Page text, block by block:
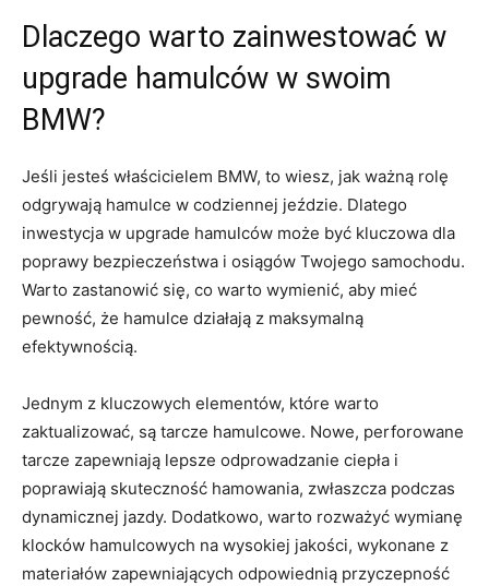
Dlaczego ⁣warto zainwestować w
upgrade hamulców w swoim
BMW?
Jeśli ⁤jesteś właścicielem BMW, to wiesz, jak ważną rolę
odgrywają hamulce w codziennej jeździe. Dlatego‌
inwestycja w upgrade hamulców może być kluczowa dla
poprawy bezpieczeństwa⁤ i osiągów Twojego samochodu.
‍Warto zastanowić się, co warto wymienić, ​aby mieć
pewność, że hamulce działają z maksymalną
efektywnością.
Jednym z kluczowych elementów, które warto
zaktualizować, są tarcze hamulcowe. Nowe, perforowane
tarcze‌ zapewniają lepsze odprowadzanie ciepła i
poprawiają skuteczność hamowania, zwłaszcza podczas‌
dynamicznej jazdy. Dodatkowo, warto rozważyć wymianę
klocków hamulcowych na wysokiej jakości, wykonane z
materiałów zapewniających odpowiednią przyczepność